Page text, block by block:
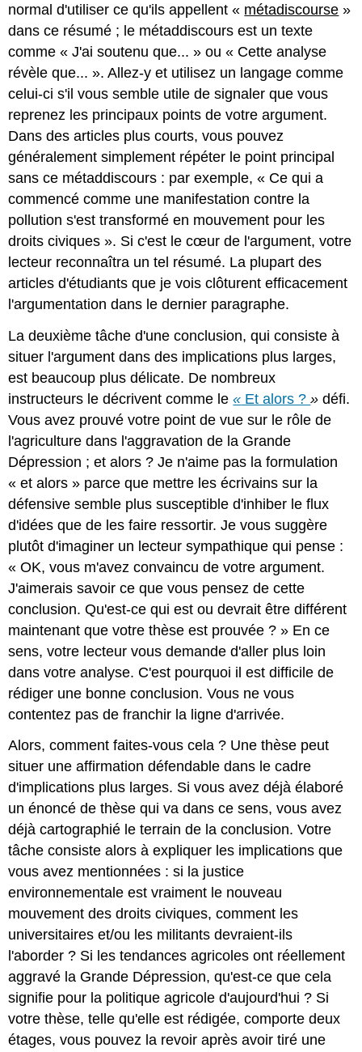
normal d'utiliser ce qu'ils appellent « métadiscourse »
dans ce résumé ; le métaddiscours est un texte
comme « J'ai soutenu que... » ou « Cette analyse
révèle que... ». Allez-y et utilisez un langage comme
celui-ci s'il vous semble utile de signaler que vous
reprenez les principaux points de votre argument.
Dans des articles plus courts, vous pouvez
généralement simplement répéter le point principal
sans ce métaddiscours : par exemple, « Ce qui a
commencé comme une manifestation contre la
pollution s'est transformé en mouvement pour les
droits civiques ». Si c'est le cœur de l'argument, votre
lecteur reconnaîtra un tel résumé. La plupart des
articles d'étudiants que je vois clôturent efficacement
l'argumentation dans le dernier paragraphe.
La deuxième tâche d'une conclusion, qui consiste à
situer l'argument dans des implications plus larges,
est beaucoup plus délicate. De nombreux
instructeurs le décrivent comme le« Et alors ?» défi.
Vous avez prouvé votre point de vue sur le rôle de
l'agriculture dans l'aggravation de la Grande
Dépression ; et alors ? Je n'aime pas la formulation
« et alors » parce que mettre les écrivains sur la
défensive semble plus susceptible d'inhiber le flux
d'idées que de les faire ressortir. Je vous suggère
plutôt d'imaginer un lecteur sympathique qui pense :
« OK, vous m'avez convaincu de votre argument.
J'aimerais savoir ce que vous pensez de cette
conclusion. Qu'est-ce qui est ou devrait être différent
maintenant que votre thèse est prouvée ? » En ce
sens, votre lecteur vous demande d'aller plus loin
dans votre analyse. C'est pourquoi il est difficile de
rédiger une bonne conclusion. Vous ne vous
contentez pas de franchir la ligne d'arrivée.
Alors, comment faites-vous cela ? Une thèse peut
situer une affirmation défendable dans le cadre
d'implications plus larges. Si vous avez déjà élaboré
un énoncé de thèse qui va dans ce sens, vous avez
déjà cartographié le terrain de la conclusion. Votre
tâche consiste alors à expliquer les implications que
vous avez mentionnées : si la justice
environnementale est vraiment le nouveau
mouvement des droits civiques, comment les
universitaires et/ou les militants devraient-ils
l'aborder ? Si les tendances agricoles ont réellement
aggravé la Grande Dépression, qu'est-ce que cela
signifie pour la politique agricole d'aujourd'hui ? Si
votre thèse, telle qu'elle est rédigée, comporte deux
étages, vous pouvez la revoir après avoir tiré une